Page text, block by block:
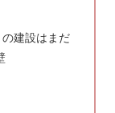
建設はまだ